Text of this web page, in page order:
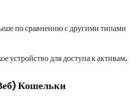
по сравнению с другими типами
устройство для доступа к активам.
Кошельки